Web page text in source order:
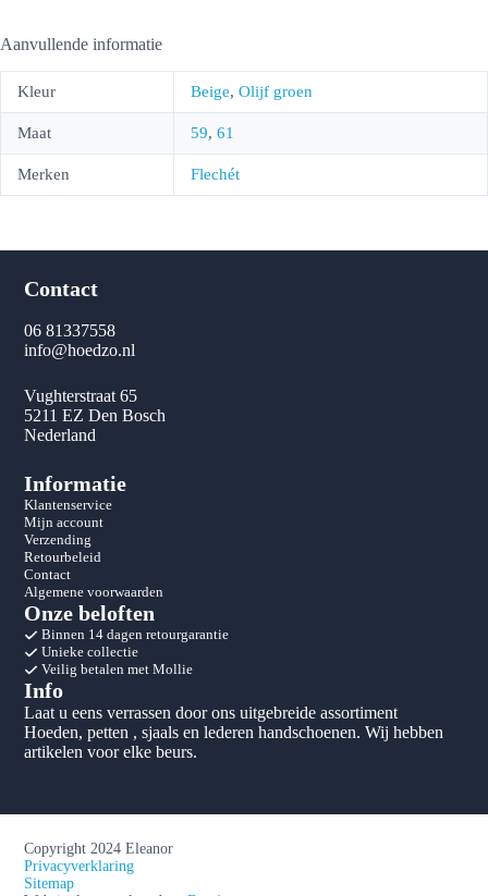
Aanvullende informatie
Kleur Beige, Olijf groen
Maat 59, 61
Merken Flechét
Contact
06 81337558
info@hoedzo.nl
Vughterstraat 65
5211 EZ Den Bosch
Nederland
Informatie
Klantenservice
Mijn account
Verzending
Retourbeleid
Contact
Algemene voorwaarden
Onze beloften
Binnen 14 dagen retourgarantie
Unieke collectie
Veilig betalen met Mollie
Info
Laat u eens verrassen door ons uitgebreide assortiment
Hoeden, petten , sjaals en lederen handschoenen. Wij hebben
artikelen voor elke beurs.
Copyright 2024 Eleanor
Privacyverklaring
Sitemap